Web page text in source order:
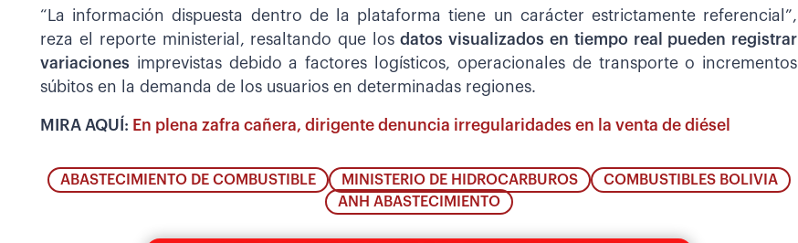
“La información dispuesta dentro de la plataforma tiene un carácter estrictamente referencial”,
reza el reporte ministerial, resaltando que los datos visualizados en tiempo real pueden registrar
variaciones imprevistas debido a factores logísticos, operacionales de transporte o incrementos
súbitos en la demanda de los usuarios en determinadas regiones.
MIRA AQUÍ: En plena zafra cañera, dirigente denuncia irregularidades en la venta de diésel
ABASTECIMIENTO DE COMBUSTIBLE MINISTERIO DE HIDROCARBUROS
COMBUSTIBLES BOLIVIA
ANH ABASTECIMIENTO